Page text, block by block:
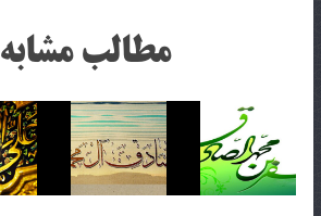
مطالب مشابه